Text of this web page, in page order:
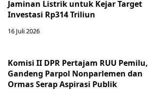
Jaminan Listrik untuk Kejar Target
Investasi Rp314 Triliun
16 Juli 2026
Komisi II DPR Pertajam RUU Pemilu,
Gandeng Parpol Nonparlemen dan
Ormas Serap Aspirasi Publik